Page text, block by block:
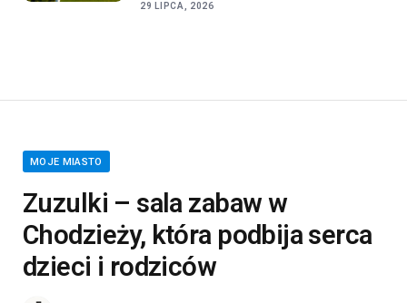
29 LIPCA, 2026
MOJE MIASTO
Zuzulki – sala zabaw w
Chodzieży, która podbija serca
dzieci i rodziców